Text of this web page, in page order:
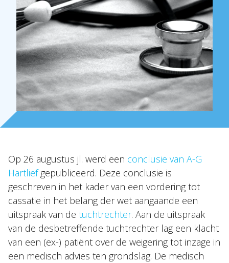
Onze mensen
Expertises
Topics
Internationaal
Nieuws
Op 26 augustus jl. werd een conclusie van A-G
Hartliefgepubliceerd. Deze conclusie is
geschreven in het kader van een vordering tot
cassatie in het belang der wet aangaande een
uitspraak van de tuchtrechter. Aan de uitspraak
van de desbetreffende tuchtrechter lag een klacht
van een (ex-) patiënt over de weigering tot inzage in
een medisch advies ten grondslag. De medisch